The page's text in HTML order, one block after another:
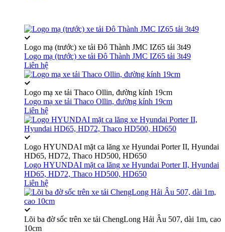
Logo mạ (trước) xe tải Đô Thành JMC IZ65 tải 3t49
Logo mạ (trước) xe tải Đô Thành JMC IZ65 tải 3t49
Liên hệ
Logo mạ xe tải Thaco Ollin, đường kính 19cm
Logo mạ xe tải Thaco Ollin, đường kính 19cm
Liên hệ
Logo HYUNDAI mặt ca lăng xe Hyundai Porter II, Hyundai
HD65, HD72, Thaco HD500, HD650
Logo HYUNDAI mặt ca lăng xe Hyundai Porter II, Hyundai
HD65, HD72, Thaco HD500, HD650
Liên hệ
Lõi ba đờ sốc trên xe tải ChengLong Hải Âu 507, dài 1m, cao
10cm